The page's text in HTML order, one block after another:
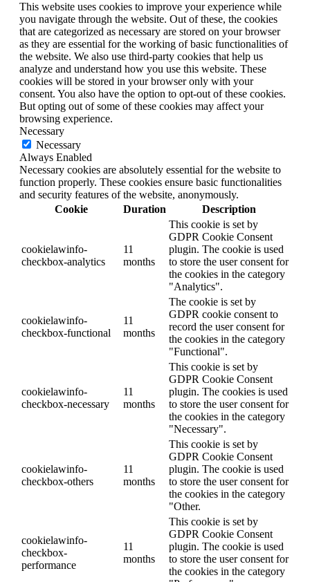
This website uses cookies to improve your experience while
you navigate through the website. Out of these, the cookies
that are categorized as necessary are stored on your browser
as they are essential for the working of basic functionalities of
the website. We also use third-party cookies that help us
analyze and understand how you use this website. These
cookies will be stored in your browser only with your
consent. You also have the option to opt-out of these cookies.
But opting out of some of these cookies may affect your
browsing experience.
Necessary
Necessary
Always Enabled
Necessary cookies are absolutely essential for the website to
function properly. These cookies ensure basic functionalities
and security features of the website, anonymously.
Cookie
Duration Description
cookielawinfo-
checkbox-analytics
11
months
This cookie is set by
GDPR Cookie Consent
plugin. The cookie is used
to store the user consent for
the cookies in the category
"Analytics".
cookielawinfo-
checkbox-functional
11
months
The cookie is set by
GDPR cookie consent to
record the user consent for
the cookies in the category
"Functional".
cookielawinfo-
checkbox-necessary
11
months
This cookie is set by
GDPR Cookie Consent
plugin. The cookies is used
to store the user consent for
the cookies in the category
"Necessary".
cookielawinfo-
checkbox-others
11
months
This cookie is set by
GDPR Cookie Consent
plugin. The cookie is used
to store the user consent for
the cookies in the category
"Other.
cookielawinfo-
checkbox-
performance
11
months
This cookie is set by
GDPR Cookie Consent
plugin. The cookie is used
to store the user consent for
the cookies in the category